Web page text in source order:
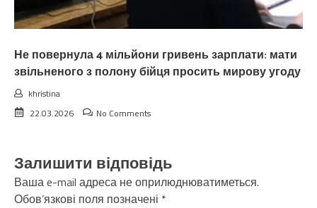
Не повернула 4 мільйони гривень зарплати: мати
звільненого з полону бійця просить мирову угоду
khristina
22.03.2026
No Comments
Залишити відповідь
Ваша e-mail адреса не оприлюднюватиметься.
Обов’язкові поля позначені *